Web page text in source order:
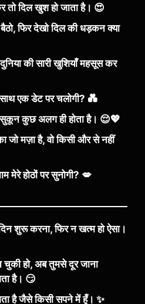
तो दिल खुश हो जाता है। 😍
फिर देखो दिल की धड़कन क्या
दुनिया की सारी खुशियाँ महसूस कर
एक डेट पर चलोगी? 💑
सुकून कुछ अलग ही होता है। 😌💖
जो मज़ा है, वो किसी और से नहीं
मेरे होठों पर सुनोगी? 💋
शुरू करना, फिर न खत्म हो ऐसा।
हो, अब तुमसे दूर जाना
है। 😏
है जैसे किसी सपने में हूँ। ✨